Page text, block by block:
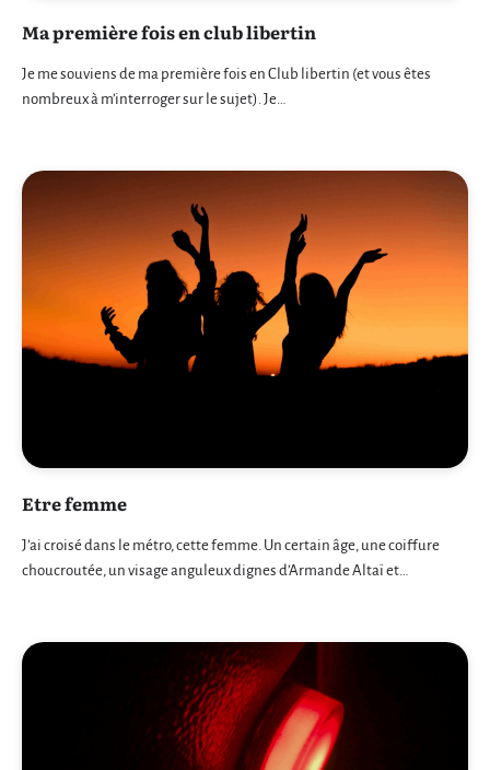
Ma première fois en club libertin
Je me souviens de ma première fois en Club libertin (et vous êtes
nombreux à m’interroger sur le sujet). Je…
Etre femme
J’ai croisé dans le métro, cette femme. Un certain âge, une coiffure
choucroutée, un visage anguleux dignes d’Armande Altaï et…